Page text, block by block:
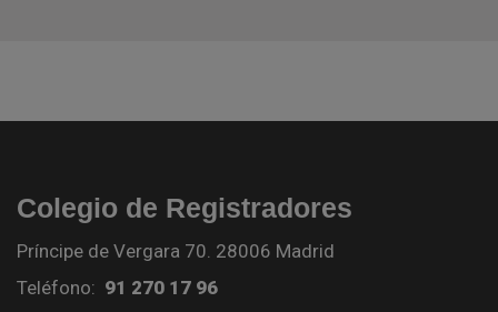
Colegio de Registradores
Príncipe de Vergara 70. 28006 Madrid
Teléfono: 91 270 17 96